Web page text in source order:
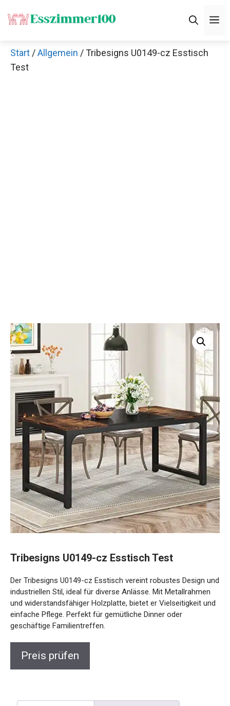
Inhalt
Start /Allgemein / Tribesigns U0149-cz Esstisch
Test
Tribesigns U0149-cz Esstisch Test
Der Tribesigns U0149-cz Esstisch vereint robustes Design und
industriellen Stil, ideal für diverse Anlässe. Mit Metallrahmen
und widerstandsfähiger Holzplatte, bietet er Vielseitigkeit und
einfache Pflege. Perfekt für gemütliche Dinner oder
geschäftige Familientreffen.
Preis prüfen